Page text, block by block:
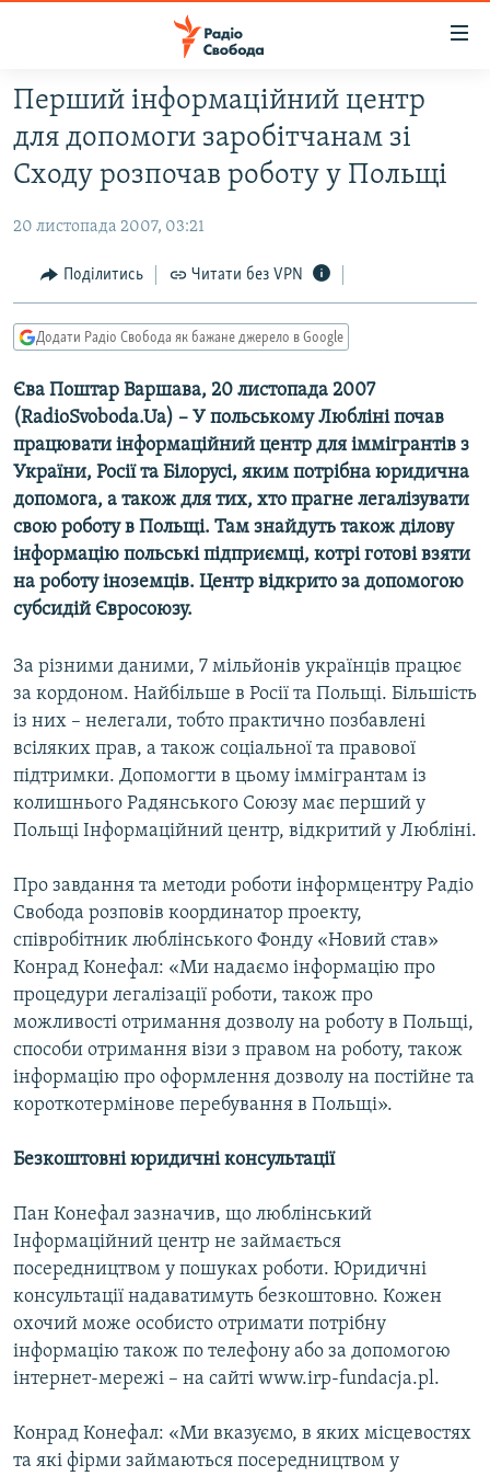
Перейти
до
основного
матеріалу
до
навігації
Перейти
до
РАДІО СВОБОДА – 70 РОКІВ
ВСЕ ЗА ДОБУ
ПОЛІТИКА
ЕКОНОМІКА
КУЛЬТУРА
СПОРТ
СВІТ
ВІЙНА
РОСІЙСЬКА «ФІЛЬТРАЦІЯ»
КРИМ.РЕАЛІЇ
ТИ ЯК?
СХЕМИ
ПРИАЗОВ’Я
КИТАЙ.ВИКЛИКИ
МУЛЬТИМЕДІА
ФОТО
ПОДКАСТИ
КРИМ РЕАЛІЇ
РУС
УКР
КТАТ
ДОЛУЧАЙСЯ!
Усі сайти RFE/RL
Перший інформаційний центр
для допомоги заробітчанам зі
Сходу розпочав роботу у Польщі
20 листопада 2007, 03:21
Поділитись Читати без VPN
Додати Радіо Свобода як бажане джерело в Google
Єва Поштар Варшава, 20 листопада 2007
(RadioSvoboda.Ua) – У польському Любліні почав
працювати інформаційний центр для іммігрантів з
України, Росії та Білорусі, яким потрібна юридична
допомога, а також для тих, хто прагне легалізувати
свою роботу в Польщі. Там знайдуть також ділову
інформацію польські підприємці, котрі готові взяти
на роботу іноземців. Центр відкрито за допомогою
субсидій Євросоюзу.
За різними даними, 7 мільйонів українців працює
за кордоном. Найбільше в Росії та Польщі. Більшість
із них – нелегали, тобто практично позбавлені
всіляких прав, а також соціальної та правової
підтримки. Допомогти в цьому іммігрантам із
колишнього Радянського Союзу має перший у
Польщі Інформаційний центр, відкритий у Любліні.
Про завдання та методи роботи інформцентру Радіо
Свобода розповів координатор проекту,
співробітник люблінського Фонду «Новий став»
Конрад Конефал: «Ми надаємо інформацію про
процедури легалізації роботи, також про
можливості отримання дозволу на роботу в Польщі,
способи отримання візи з правом на роботу, також
інформацію про оформлення дозволу на постійне та
короткотермінове перебування в Польщі».
Безкоштовні юридичні консультації
Пан Конефал зазначив, що люблінський
Інформаційний центр не займається
посередництвом у пошуках роботи. Юридичні
консультації надаватимуть безкоштовно. Кожен
охочий може особисто отримати потрібну
інформацію також по телефону або за допомогою
інтернет-мережі – на сайті www.irp-fundacja.pl.
Конрад Конефал: «Ми вказуємо, в яких місцевостях
та які фірми займаються посередництвом у